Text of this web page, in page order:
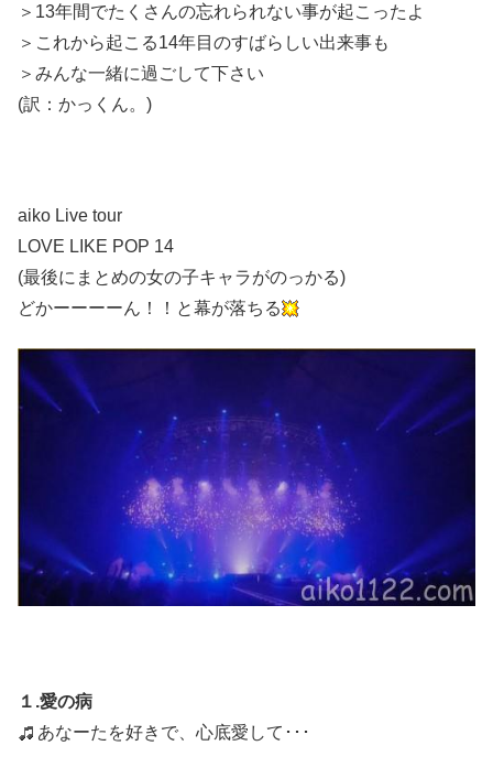
＞13年間でたくさんの忘れられない事が起こったよ
＞これから起こる14年目のすばらしい出来事も
＞みんな一緒に過ごして下さい
(訳：かっくん。)
aiko Live tour
LOVE LIKE POP 14
(最後にまとめの女の子キャラがのっかる)
どかーーーーん！！と幕が落ちる
１.愛の病
あなーたを好きで、心底愛して･･･